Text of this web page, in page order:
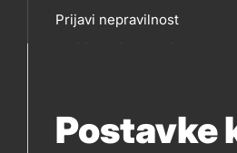
Postavke
Prijavi nepravilnost
Politika privatnosti